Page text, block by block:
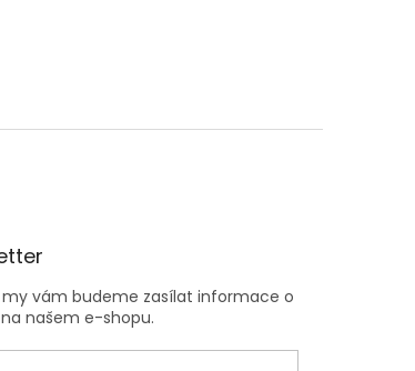
vám budeme zasílat informace o
našem e-shopu.